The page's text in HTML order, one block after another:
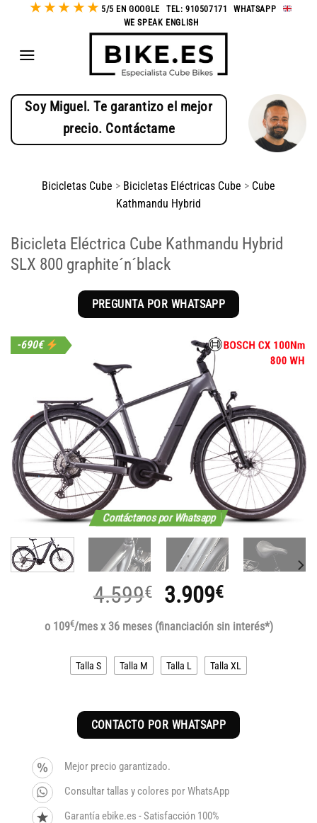
★★ ★ ★★ 5/5 EN GOOGLE TEL: 910507171 -WHATSAPP
WE SPEAK ENGLISH
Soy Miguel. Te garantizo el mejor
precio. Contáctame
Bicicletas Cube > Bicicletas Eléctricas Cube > Cube
Kathmandu Hybrid
Bicicleta Eléctrica Cube Kathmandu Hybrid
SLX 800 graphite´n´black
PREGUNTA POR WHATSAPP
Contáctanos por Whatsapp
-690€
4.599€
El
precio
original
era:
3.909€El
precio
actual
es:
o 109€/mes x 36 meses (financiación sin interés*)
Talla S Talla M Talla L Talla XL
CONTACTO POR WHATSAPP
Mejor precio garantizado.
Consultar tallas y colores por WhatsApp
Garantía ebike.es - Satisfacción 100%